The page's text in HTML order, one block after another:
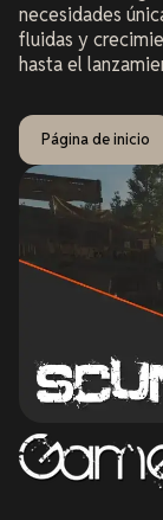
necesidades
fluidas y
hasta el
Página de inicio